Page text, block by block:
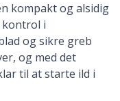
kompakt og alsidig
kontrol i
og sikre greb
og med det
til at starte ild i